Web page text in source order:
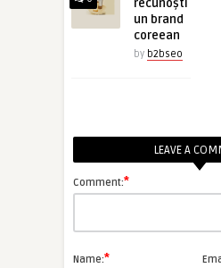
recunoști
un brand
coreean
by b2bseo
LEAVE A
Comment:*
Name:*